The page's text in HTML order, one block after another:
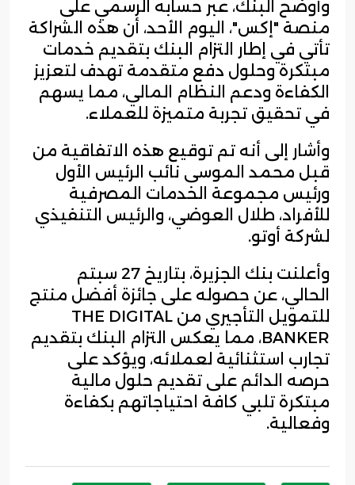
وأوضح البنك، عبر حسابه الرسمي على
منصة "إكس"، اليوم الأحد، أن هذه الشراكة
تأتي في إطار التزام البنك بتقديم خدمات
مبتكرة وحلول دفع متقدمة تهدف لتعزيز
الكفاءة ودعم النظام المالي، مما يسهم
في تحقيق تجربة متميزة للعملاء.
وأشار إلى أنه تم توقيع هذه الاتفاقية من
قبل محمد الموسى نائب الرئيس الأول
ورئيس مجموعة الخدمات المصرفية
للأفراد، طلال العوضي، والرئيس التنفيذي
لشركة أوتو.
وأعلنت بنك الجزيرة، بتاريخ 27 سبتم
الحالي، عن حصوله على جائزة أفضل منتج
للتمويل التأجيري من THE DIGITAL
BANKER، مما يعكس التزام البنك بتقديم
تجارب استثنائية لعملائه، ويؤكد على
حرصه الدائم على تقديم حلول مالية
مبتكرة تلبي كافة احتياجاتهم بكفاءة
وفعالية.